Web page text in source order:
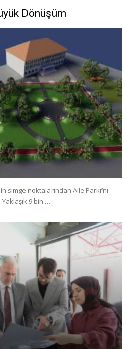
Dönüşüm
noktalarından Aile Parkı’nı
9 bin …